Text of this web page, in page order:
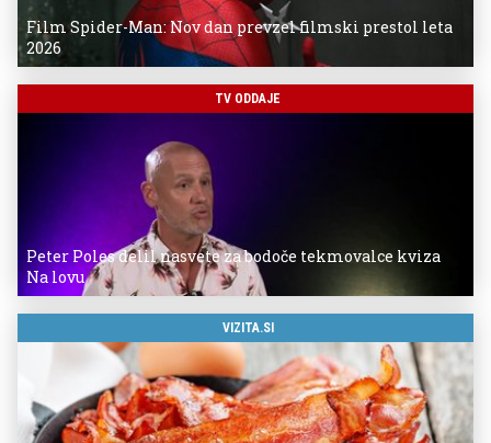
Film Spider-Man: Nov dan prevzel filmski prestol leta
2026
TV ODDAJE
Peter Poles delil nasvete za bodoče tekmovalce kviza
Na lovu
VIZITA.SI